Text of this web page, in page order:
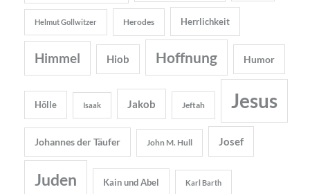
Helmut Gollwitzer Herodes Herrlichkeit
Himmel Hiob Hoffnung Humor
Hölle Isaak Jakob Jeftah Jesus
Johannes der Täufer John M. Hull Josef
Juden Kain und Abel Karl Barth